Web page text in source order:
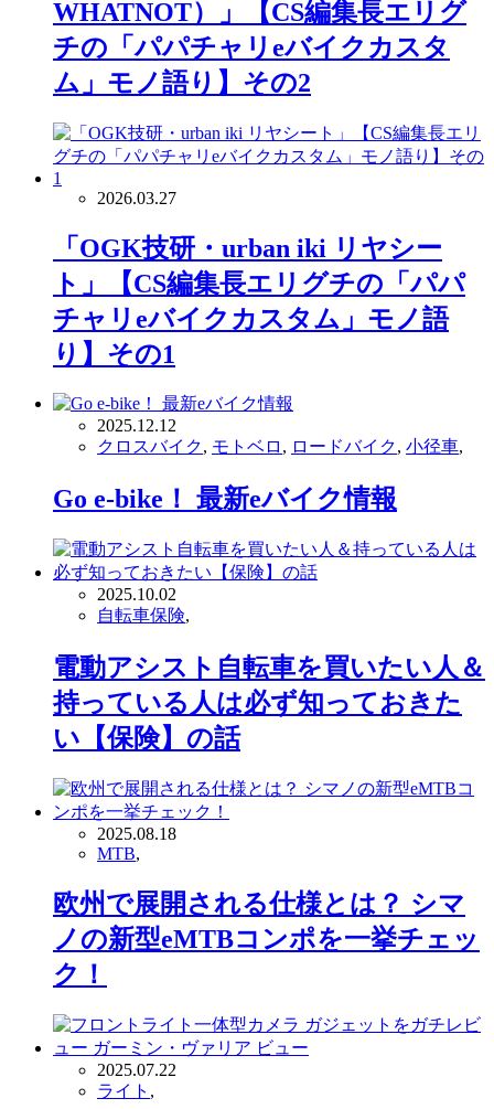
WHATNOT）」【CS編集長エリグ
チの「パパチャリeバイクカスタ
ム」モノ語り】その2
2026.03.27
「OGK技研・urban iki リヤシー
ト」【CS編集長エリグチの「パパ
チャリeバイクカスタム」モノ語
り】その1
2025.12.12
クロスバイク, モトベロ , ロードバイク, 小径車,
Go e-bike！ 最新eバイク情報
2025.10.02
自転車保険,
電動アシスト自転車を買いたい人＆
持っている人は必ず知っておきた
い【保険】の話
2025.08.18
MTB,
欧州で展開される仕様とは？ シマ
ノの新型eMTBコンポを一挙チェッ
ク！
2025.07.22
ライト ,